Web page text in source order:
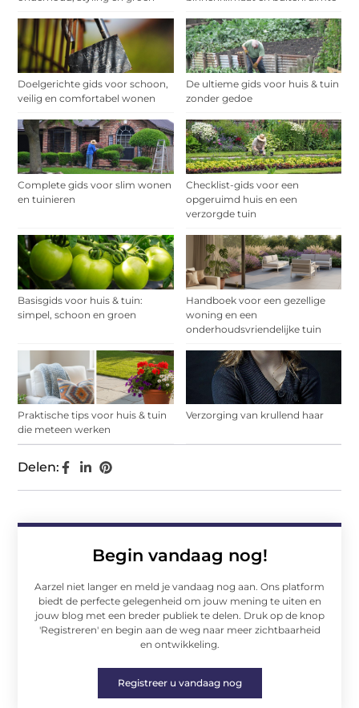
Doelgerichte gids voor schoon,
veilig en comfortabel wonen
De ultieme gids voor huis & tuin
zonder gedoe
Complete gids voor slim wonen
en tuinieren
Checklist-gids voor een
opgeruimd huis en een
verzorgde tuin
Basisgids voor huis & tuin:
simpel, schoon en groen
Handboek voor een gezellige
woning en een
onderhoudsvriendelijke tuin
Praktische tips voor huis & tuin
die meteen werken
Verzorging van krullend haar
Begin vandaag nog!
Aarzel niet langer en meld je vandaag nog aan. Ons platform
biedt de perfecte gelegenheid om jouw mening te uiten en
jouw blog met een breder publiek te delen. Druk op de knop
'Registreren' en begin aan de weg naar meer zichtbaarheid
en ontwikkeling.
Registreer u vandaag nog
Delen: